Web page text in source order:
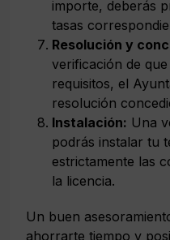
importe, deberás
tasas
Resolución y
verificación de
requisitos, el
resolución
Instalación: Una
podrás instalar tu
estrictamente las
la licencia.
Un buen
ahorrarte tiempo y